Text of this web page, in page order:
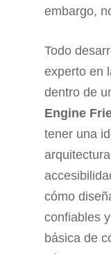
embargo,
Todo
experto en
dentro de
Engine
tener una
cómo
confiables
básica de